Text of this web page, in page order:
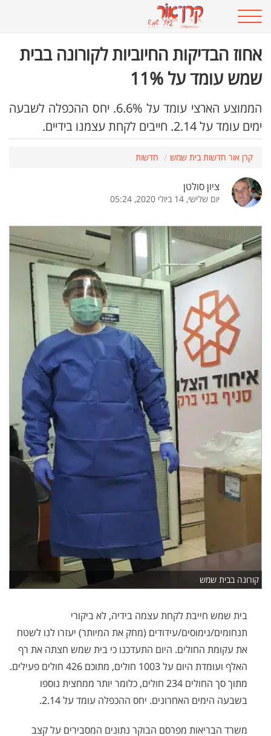
אחוז הבדיקות החיוביות לקורונה בבית
שמש עומד על 11%
הממוצע הארצי עומד על 6.6%. יחס ההכפלה לשבעה
ימים עומד על 2.14. חייבים לקחת עצמנו בידיים.
קרן אור חדשות בית שמש חדשות
ציון סולטן
יום שלישי, 14 ביולי 2020, 05:24
קורונה בבית שמש
בית שמש חייבת לקחת עצמה בידיה, לא ביקורי
תנחומים/נימוסים/עידודים (מחק את המיותר) יעזרו לנו לשטח
את עקומת החולים. היום התעדכנו כי בית שמש חצתה את רף
האלף ועומדת היום על 1003 חולים, מתוכם 426 חולים פעילים.
מתוך סך החולים 234 חולים, כלומר יותר ממחצית נוספו
בשבעה הימים האחרונים. יחס ההכפלה עומד על 2.14.
משרד הבריאות מפרסם הבוקר נתונים המסבירים על קצב